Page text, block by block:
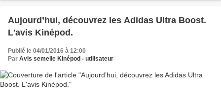
Aujourd’hui, découvrez les Adidas Ultra Boost.
L'avis Kinépod.
Publié le 04/01/2016 à 12:00
Par Avis semelle Kinépod - utilisateur